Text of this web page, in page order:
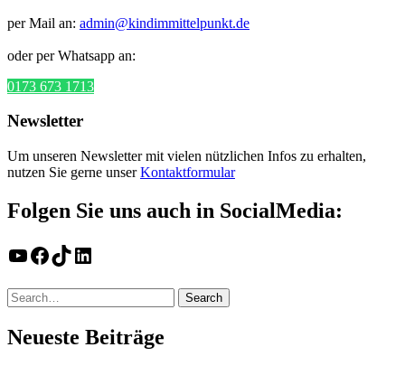
per Mail an: admin@kindimmittelpunkt.de
oder per Whatsapp an:
0173 673 1713
Newsletter
Um unseren Newsletter mit vielen nützlichen Infos zu erhalten,
nutzen Sie gerne unserKontaktformular
Folgen Sie uns auch in SocialMedia:
YouTube
Facebook
TikTokLinkedIn
Neueste Beiträge